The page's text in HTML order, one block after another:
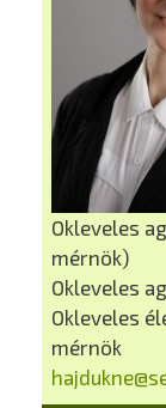
Okleveles
mérnök)
Okleveles
Okleveles
mérnök